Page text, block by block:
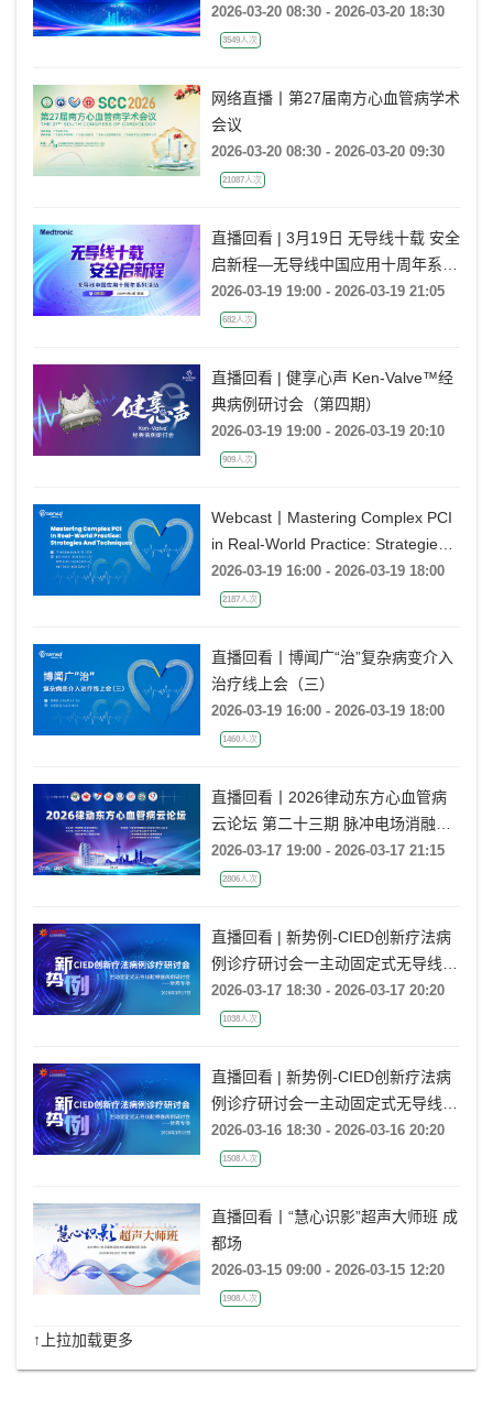
及手术参访活动（第十四期）
2026-03-20 08:30 - 2026-03-20 18:30
3549人次
网络直播丨第27届南方心血管病学术
会议
2026-03-20 08:30 - 2026-03-20 09:30
21087人次
直播回看 | 3月19日 无导线十载 安全
启新程—无导线中国应用十周年系列
活动
2026-03-19 19:00 - 2026-03-19 21:05
682人次
直播回看 | 健享心声 Ken-Valve™经
典病例研讨会（第四期）
2026-03-19 19:00 - 2026-03-19 20:10
909人次
Webcast丨Mastering Complex PCI
in Real-World Practice: Strategies
and Techniques
2026-03-19 16:00 - 2026-03-19 18:00
2187人次
直播回看丨博闻广“治”复杂病变介入
治疗线上会（三）
2026-03-19 16:00 - 2026-03-19 18:00
1460人次
直播回看丨2026律动东方心血管病
云论坛 第二十三期 脉冲电场消融进
展研讨
2026-03-17 19:00 - 2026-03-17 21:15
2806人次
直播回看 | 新势例-CIED创新疗法病
例诊疗研讨会一主动固定式无导线起
搏器病例研讨会一新秀专场
2026-03-17 18:30 - 2026-03-17 20:20
1038人次
直播回看 | 新势例-CIED创新疗法病
例诊疗研讨会一主动固定式无导线起
搏器病例研讨会一新秀专场
2026-03-16 18:30 - 2026-03-16 20:20
1508人次
直播回看丨“慧心识影”超声大师班 成
都场
2026-03-15 09:00 - 2026-03-15 12:20
1908人次
↑上拉加载更多